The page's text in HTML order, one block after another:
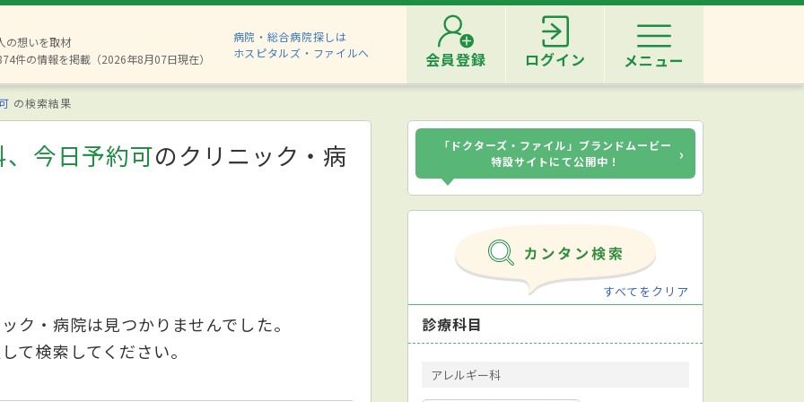
の想いを取材
件の情報を掲載（2026年8月07日現在）
病院・総合病院探しは
ホスピタルズ・ファイルへ
会員登録 ログイン メニュー
の検索結果
今日予約可のクリニック・病
ク・病院は見つかりませんでした。
て検索してください。
「ドクターズ・ファイル」ブランドムービー
特設サイトにて公開中！
›
すべてをクリア
診療科目
アレルギー科